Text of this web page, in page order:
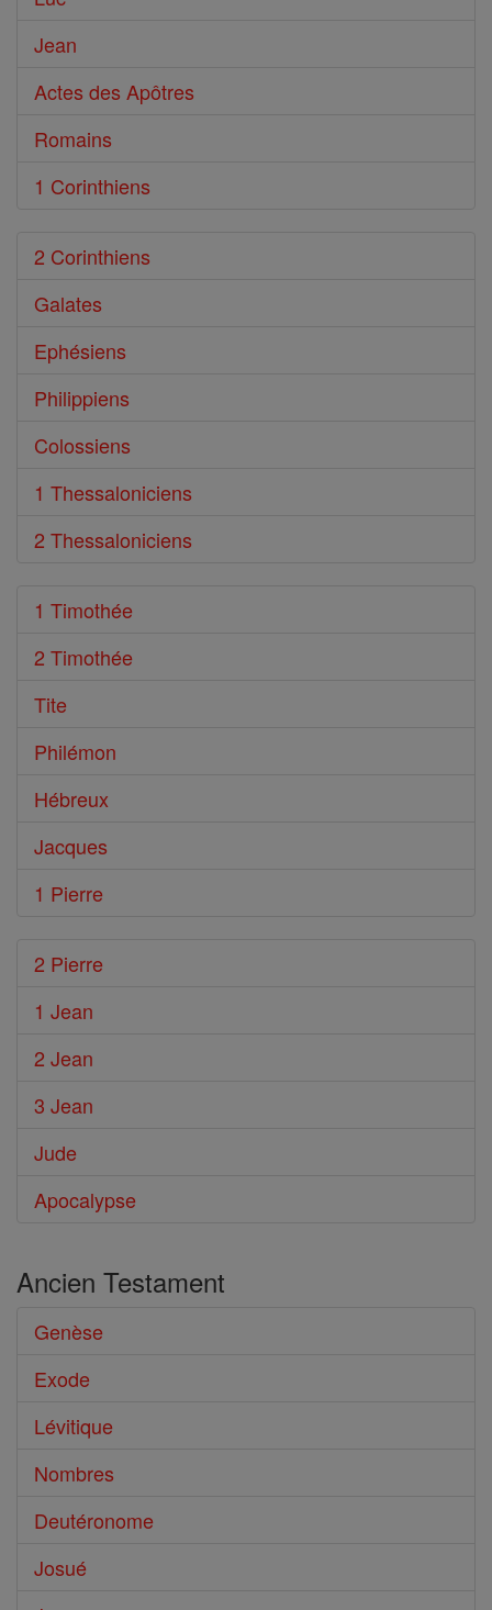
Jean
Actes des Apôtres
Romains
1 Corinthiens
2 Corinthiens
Galates
Ephésiens
Philippiens
Colossiens
1 Thessaloniciens
2 Thessaloniciens
1 Timothée
2 Timothée
Tite
Philémon
Hébreux
Jacques
1 Pierre
2 Pierre
1 Jean
2 Jean
3 Jean
Jude
Apocalypse
Ancien Testament
Genèse
Exode
Lévitique
Nombres
Deutéronome
Josué